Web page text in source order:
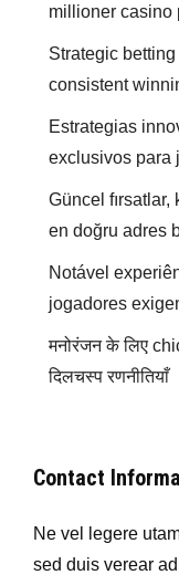
millioner casino
Strategic
consistent
Estrategias
exclusivos para
Güncel
en doğru adres
Notável
jogadores
मनोरंजन के लिए
दिलचस्प रणनीतियाँ
Contact
Ne vel legere
sed duis verear